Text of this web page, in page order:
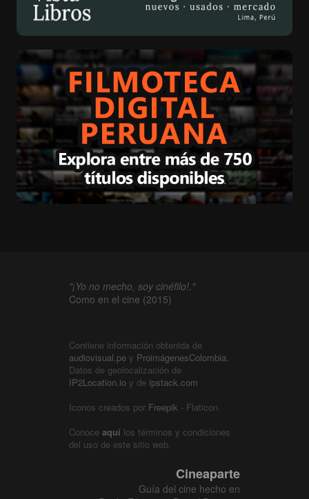
"¡Yo no mecho, soy cinéfilo!."
Como en el cine (2015)
Contiene información obtenida de
audiovisual.pe y ProimágenesColombia.
Datos de geolocalización de
IP2Location.io y de ipstack.com
Iconos creados por Freepik - Flaticon
Conoce aquí los términos y condiciones
del uso de este sitio web.
Cineaparte
Guía del cine hecho en